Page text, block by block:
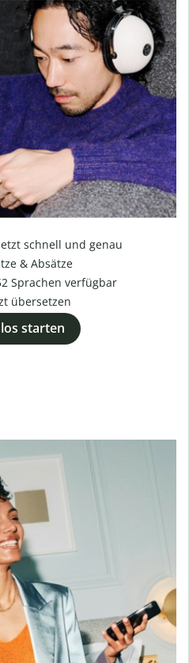
schnell und genau
& Absätze
Sprachen verfügbar
übersetzen
starten